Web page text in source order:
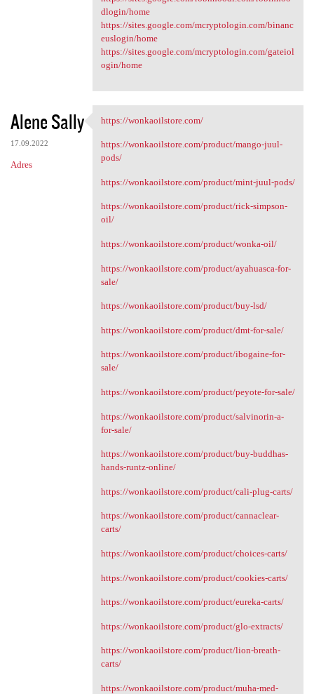
dlogin/home
https://sites.google.com/mcryptologin.com/binanc
euslogin/home
https://sites.google.com/mcryptologin.com/gateiol
ogin/home
Alene Sally
17.09.2022
Adres
https://wonkaoilstore.com/
https://wonkaoilstore.com/
https://wonkaoilstore.com/product/mango-juul-
pods/
https://wonkaoilstore.com/product/mint-juul-pods/
https://wonkaoilstore.com/product/rick-simpson-
oil/
https://wonkaoilstore.com/product/wonka-oil/
https://wonkaoilstore.com/product/ayahuasca-for-
sale/
https://wonkaoilstore.com/product/buy-lsd/
https://wonkaoilstore.com/product/dmt-for-sale/
https://wonkaoilstore.com/product/ibogaine-for-
sale/
https://wonkaoilstore.com/product/peyote-for-sale/
https://wonkaoilstore.com/product/salvinorin-a-
for-sale/
https://wonkaoilstore.com/product/buy-buddhas-
hands-runtz-online/
https://wonkaoilstore.com/product/cali-plug-carts/
https://wonkaoilstore.com/product/cannaclear-
carts/
https://wonkaoilstore.com/product/choices-carts/
https://wonkaoilstore.com/product/cookies-carts/
https://wonkaoilstore.com/product/eureka-carts/
https://wonkaoilstore.com/product/glo-extracts/
https://wonkaoilstore.com/product/lion-breath-
carts/
https://wonkaoilstore.com/product/muha-med-